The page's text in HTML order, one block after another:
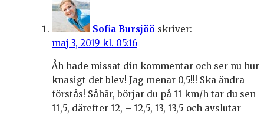
Sofia Bursjöö skriver:
maj 3, 2019 kl. 05:16
Åh hade missat din kommentar och ser nu hur
knasigt det blev! Jag menar 0,5!!! Ska ändra
förstås! Såhär, börjar du på 11 km/h tar du sen
11,5, därefter 12, – 12,5, 13, 13,5 och avslutar